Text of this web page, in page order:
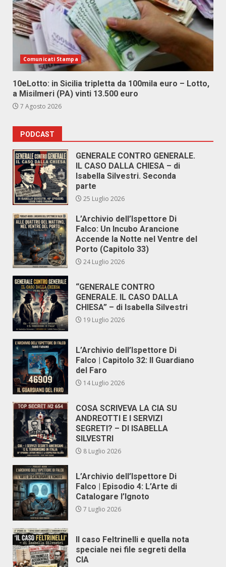
Comunicati Stampa
10eLotto: in Sicilia tripletta da 100mila euro – Lotto,
a Misilmeri (PA) vinti 13.500 euro
7 Agosto 2026
PODCAST
GENERALE CONTRO GENERALE.
IL CASO DALLA CHIESA – di
Isabella Silvestri. Seconda
parte
25 Luglio 2026
L’Archivio dell’Ispettore Di
Falco: Un Incubo Arancione
Accende la Notte nel Ventre del
Porto (Capitolo 33)
24 Luglio 2026
“GENERALE CONTRO
GENERALE. IL CASO DALLA
CHIESA” – di Isabella Silvestri
19 Luglio 2026
L’Archivio dell’Ispettore Di
Falco | Capitolo 32: Il Guardiano
del Faro
14 Luglio 2026
COSA SCRIVEVA LA CIA SU
ANDREOTTI E I SERVIZI
SEGRETI? – DI ISABELLA
SILVESTRI
8 Luglio 2026
L’Archivio dell’Ispettore Di
Falco | Episodio 4: L’Arte di
Catalogare l’Ignoto
7 Luglio 2026
Il caso Feltrinelli e quella nota
speciale nei file segreti della
CIA